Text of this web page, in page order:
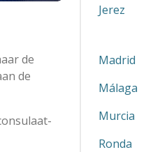
de
de
Jerez
Madrid
Málaga
Murcia
Ronda